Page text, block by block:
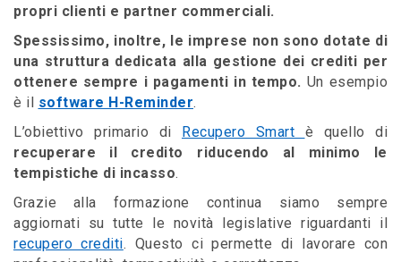
propri clienti e partner commerciali.
Spessissimo, inoltre, le imprese non sono dotate di
una struttura dedicata alla gestione dei crediti per
ottenere sempre i pagamenti in tempo. Un esempio
è il software H-Reminder.
L’obiettivo primario di Recupero Smart è quello di
recuperare il credito riducendo al minimo le
tempistiche di incasso.
Grazie alla formazione continua siamo sempre
aggiornati su tutte le novità legislative riguardanti il
recupero crediti. Questo ci permette di lavorare con